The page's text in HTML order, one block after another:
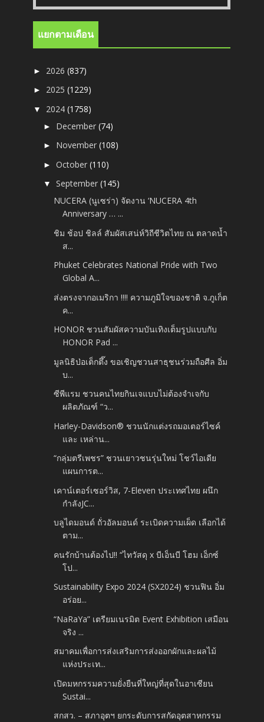
แยกตามเดือน
► 2026(837)
► 2025(1229)
▼ 2024(1758)
► December(74)
► November(108)
►October(110)
▼September(145)
NUCERA (นูเซร่า) จัดงาน ‘NUCERA 4th
Anniversary … ...
ชิม ช้อป ชิลล์ สัมผัสเสน่ห์วิถีชีวิตไทย ณ ตลาดน้ำ
ส...
Phuket Celebrates National Pride with Two
Global A...
ส่งตรงจากอเมริกา !!!! ความภูมิใจของชาติ จ.ภูเก็ต
ค...
HONOR ชวนสัมผัสความบันเทิงเต็มรูปแบบกับ
HONOR Pad ...
มูลนิธิป่อเต็กตึ๊ง ขอเชิญชวนสาธุชนร่วมถือศีล อิ่ม
บ...
ซีพีแรม ชวนคนไทยกินเจแบบไม่ต้องจำเจกับ
ผลิตภัณฑ์ “ว...
Harley-Davidson® ชวนนักแต่งรถมอเตอร์ไซค์
และ เหล่าน...
“กลุ่มตรีเพชร” ชวนเยาวชนรุ่นใหม่ โชว์ไอเดีย
แผนการต...
เคาน์เตอร์เซอร์วิส, 7-Eleven ประเทศไทย ผนึก
กำลังJC...
บลูไดมอนด์ ถั่วอัลมอนด์ ระเบิดความเผ็ด เลือกได้
ตาม...
คนรักบ้านต้องไป!! “ไทวัสดุ x บีเอ็นบี โฮม เอ็กซ์
โป...
Sustainability Expo 2024 (SX2024) ชวนฟิน อิ่ม
อร่อย...
“NaRaYa” เตรียมเนรมิต Event Exhibition เสมือน
จริง ...
สมาคมเพื่อการส่งเสริมการส่งออกผักและผลไม้
แห่งประเท...
เปิดมหกรรมความยั่งยืนที่ใหญ่ที่สุดในอาเซียน
Sustai...
สกสว. – สภาอุตฯ ยกระดับการสกัดอุตสาหกรรม